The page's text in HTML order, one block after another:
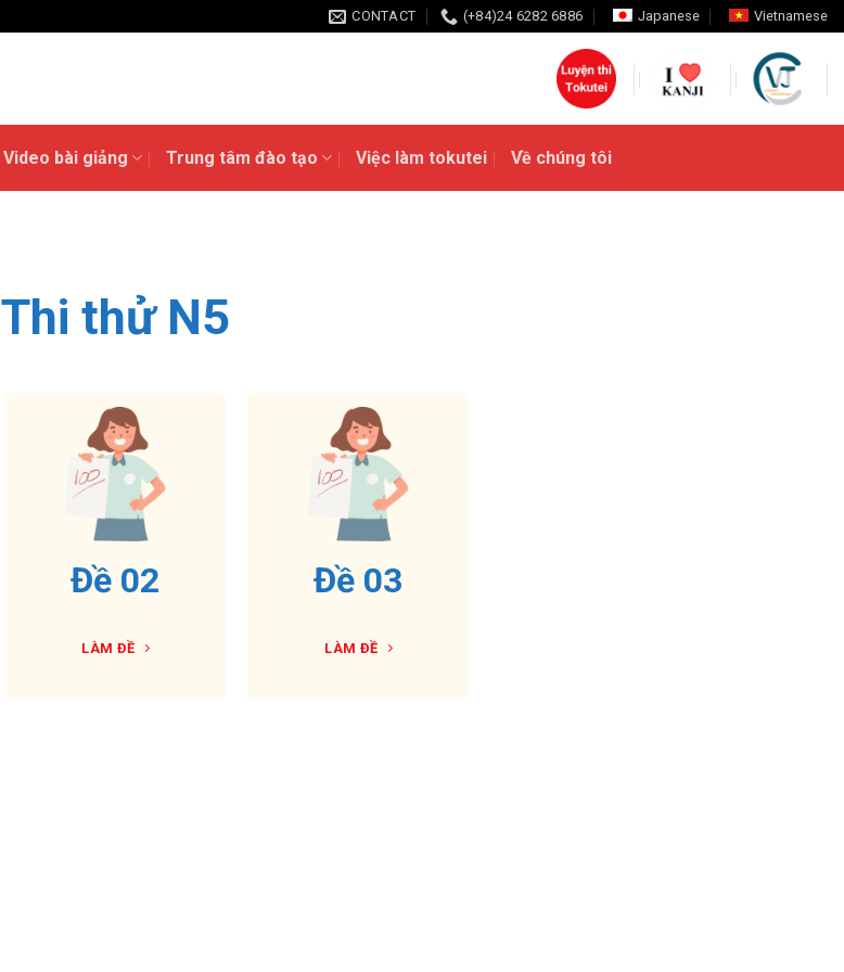
CONTACT (+84)24 6282 6886 Japanese Vietnamese
Video bài giảng Trung tâm đào tạo Việc làm tokutei Về chúng tôi
Thi thử N5
Đề 02
LÀM ĐỀ
Đề 03
LÀM ĐỀ